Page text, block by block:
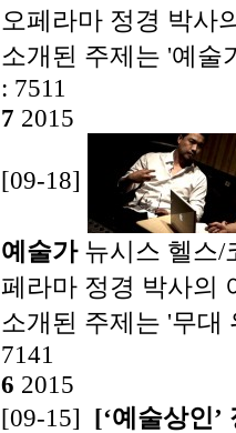
오페라마 정경 박사
소개된 주제는 '예
: 7511
7 2015
[09-18]
예술가 뉴시스 헬스/
페라마 정경 박사의
소개된 주제는 '무
7141
6 2015
[09-15] [‘예술상인